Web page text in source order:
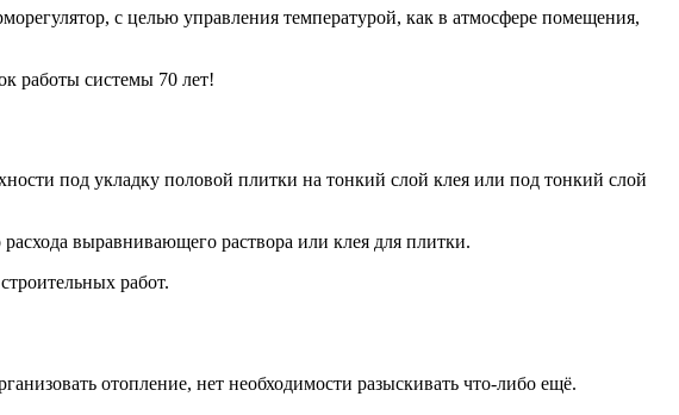
с целью управления температурой, как в атмосфере помещения,
работы системы 70 лет!
под укладку половой плитки на тонкий слой клея или под тонкий слой
выравнивающего раствора или клея для плитки.
работ.
отопление, нет необходимости разыскивать что-либо ещё.